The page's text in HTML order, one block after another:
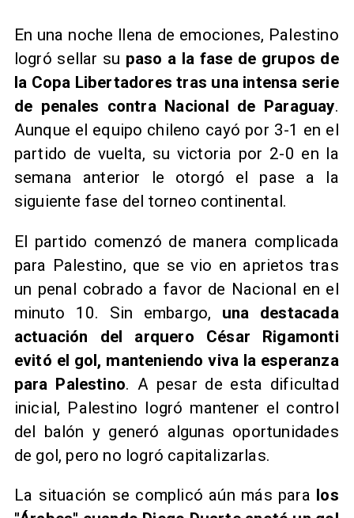
​En una noche llena de emociones, Palestino
logró sellar su paso a la fase de grupos de
la Copa Libertadores tras una intensa serie
de penales contra Nacional de Paraguay.
Aunque el equipo chileno cayó por 3-1 en el
partido de vuelta, su victoria por 2-0 en la
semana anterior le otorgó el pase a la
siguiente fase del torneo continental.
​El partido comenzó de manera complicada
para Palestino, que se vio en aprietos tras
un penal cobrado a favor de Nacional en el
minuto 10. Sin embargo, una destacada
actuación del arquero César Rigamonti
evitó el gol, manteniendo viva la esperanza
para Palestino. A pesar de esta dificultad
inicial, Palestino logró mantener el control
del balón y generó algunas oportunidades
de gol, pero no logró capitalizarlas.
La situación se complicó aún más para los